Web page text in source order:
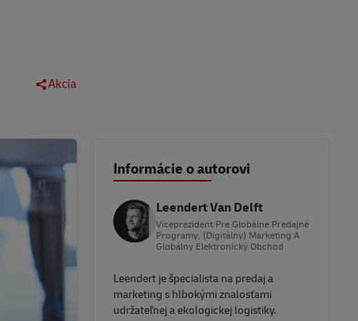
Akcia
Informácie o autorovi
Leendert Van Delft
Viceprezident Pre Globálne Predajné
Programy, (digitálny) Marketing A
Globálny Elektronický Obchod
Leendert je špecialista na predaj a
marketing s hlbokými znalosťami
udržateľnej a ekologickej logistiky.